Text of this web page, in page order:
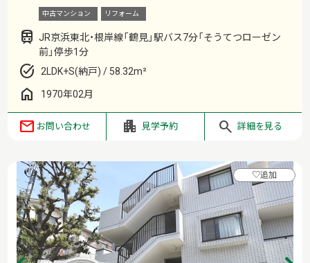
中古マンション リフォーム
JR京浜東北・根岸線「鶴見」駅バス7分「そうてつローゼン
前」停歩1分
2LDK+S(納戸) / 58.32m²
1970年02月
お問い合わせ 見学予約 詳細を見る
♡追加